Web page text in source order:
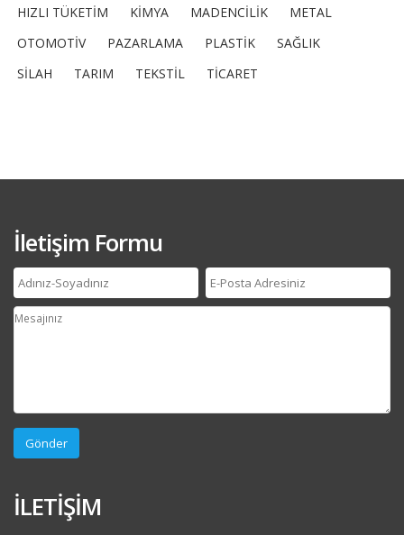
HIZLI TÜKETİM
KİMYA MADENCİLİK
METAL
OTOMOTİV
PAZARLAMA PLASTİK
SAĞLIK
SİLAH
TARIM TEKSTİL TİCARET
İletişim Formu
İLETİŞİM